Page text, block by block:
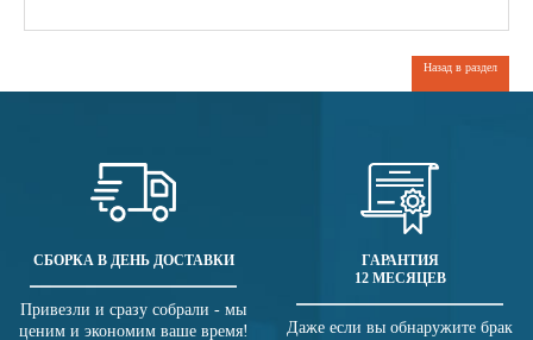
Назад в раздел
СБОРКА В ДЕНЬ ДОСТАВКИ
Привезли и сразу собрали - мы
ценим и экономим ваше время!
ГАРАНТИЯ
12 МЕСЯЦЕВ
Даже если вы обнаружите брак